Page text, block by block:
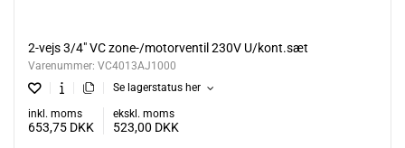
2-vejs 3/4" VC zone-/motorventil 230V U/kont.sæt
Varenummer: VC4013AJ1000
Se lagerstatus her
inkl. moms
653,75 DKK
ekskl. moms
523,00 DKK